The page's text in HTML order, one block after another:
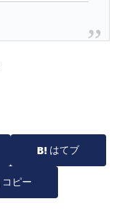
はてブ
コピー